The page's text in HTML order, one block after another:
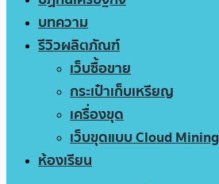
บทความ
รีวิวผลิตภัณฑ์
เว็บซื้อขาย
กระเป๋าเก็บเหรียญ
เครื่องขุด
เว็บขุดแบบ Cloud Mining
ห้องเรียน